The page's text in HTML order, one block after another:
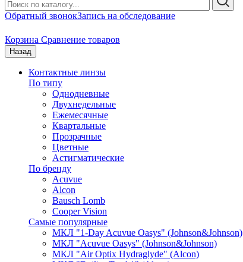
Обратный звонокЗапись на обследование
Корзина Сравнение товаров
Назад
Контактные линзы
По типу
Однодневные
Двухнедельные
Ежемесячные
Квартальные
Прозрачные
Цветные
Астигматические
По бренду
Acuvue
Alcon
Bausch Lomb
Cooper Vision
Самые популярные
МКЛ "1-Day Acuvue Oasys" (Johnson&Johnson)
МКЛ "Acuvue Oasys" (Johnson&Johnson)
МКЛ "Air Optix Hydraglyde" (Alcon)